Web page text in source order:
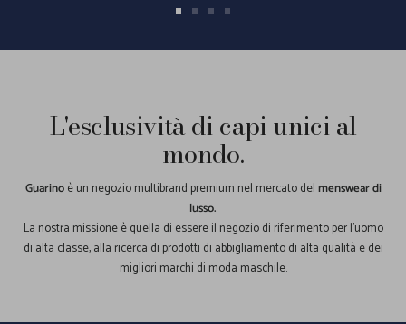
Vai Vai Vai Vai
L'esclusività di capi unici al
mondo.
Guarinoè un negozio multibrand premium nel mercato delmenswear di
lusso.
La nostra missione è quella di essere il negozio di riferimento per l'uomo
di alta classe, alla ricerca di prodotti di abbigliamento di alta qualità e dei
migliori marchi di moda maschile.